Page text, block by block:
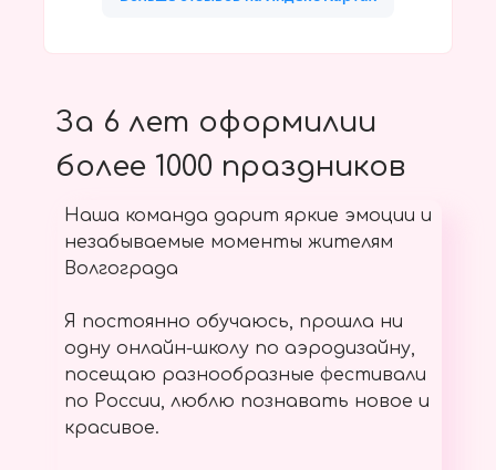
За 6 лет оформилии
более 1000 праздников
Наша команда дарит яркие эмоции и
незабываемые моменты жителям
Волгограда
Я постоянно обучаюсь, прошла ни
одну онлайн-школу по аэродизайну,
посещаю разнообразные фестивали
по России, люблю познавать новое и
красивое.